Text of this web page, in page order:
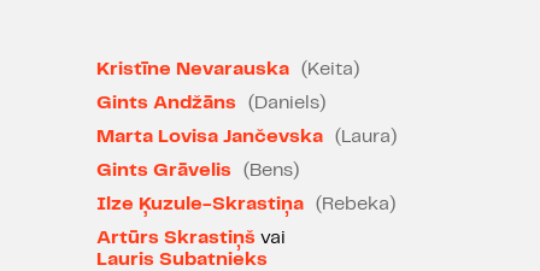
ticēt, ka vakars teātrī vairumam
skatītāju būs patīkami pavadīts"
Zane Radzobe, "IR" 05.01.2023.
"Izrādes lielā veiksme ir aktieri.
Katrs no viņiem izveido apjomīgu,
atpazīstamu personāžu. Visi
Kristīne Nevarauska
(Keita)
Gints Andžāns
(Daniels)
Marta Lovisa Jančevska
(Laura)
Gints Grāvelis
(Bens)
Ilze Ķuzule-Skrastiņa
(Rebeka)
Artūrs Skrastiņš vai
Lauris Subatnieks